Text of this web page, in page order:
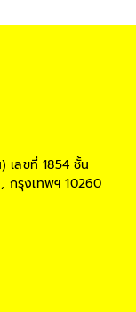
เลขที่ 1854 ชั้น
, กรุงเทพฯ 10260